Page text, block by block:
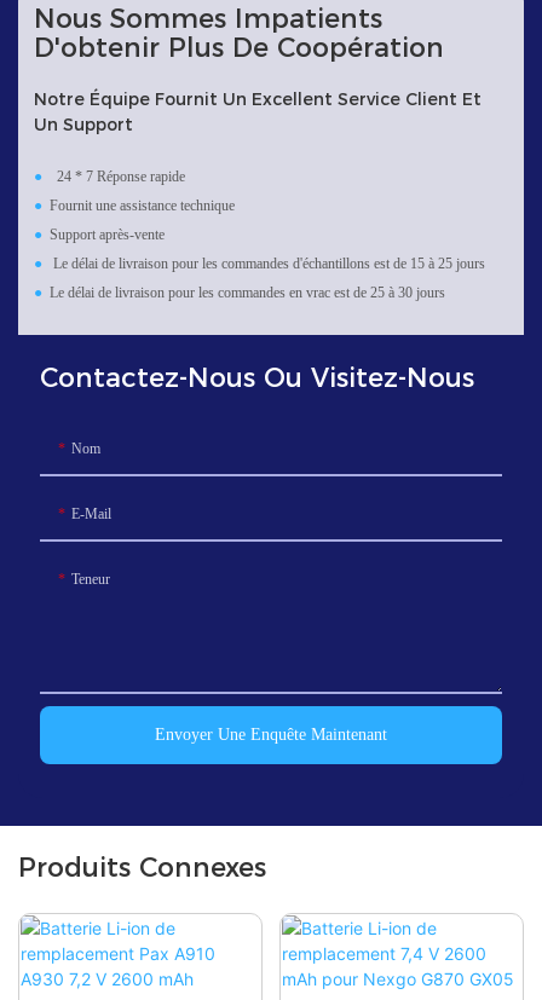
Nous Sommes Impatients
D'obtenir Plus De Coopération
Notre Équipe Fournit Un Excellent Service Client Et
Un Support
●
24 * 7 Réponse rapide
●Fournit une assistance technique
●Support après-vente
●
Le délai de livraison pour les commandes d'échantillons est de 15 à 25 jours
●Le délai de livraison pour les commandes en vrac est de 25 à 30 jours
Contactez-Nous Ou Visitez-Nous
Nom
E-Mail
Teneur
Envoyer Une Enquête Maintenant
Produits Connexes